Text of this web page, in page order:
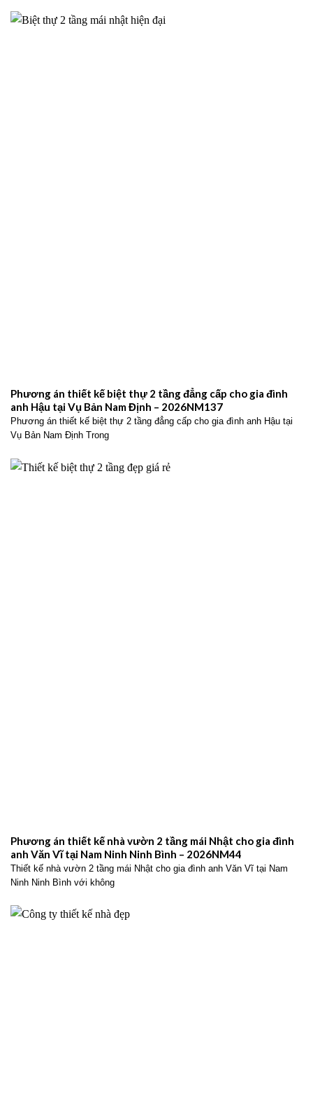
Phương án thiết kế biệt thự 2 tầng đẳng cấp cho gia đình
anh Hậu tại Vụ Bản Nam Định – 2026NM137
Phương án thiết kế biệt thự 2 tầng đẳng cấp cho gia đình anh Hậu tại
Vụ Bản Nam Định Trong
Phương án thiết kế nhà vườn 2 tầng mái Nhật cho gia đình
anh Văn Vĩ tại Nam Ninh Ninh Bình – 2026NM44
Thiết kế nhà vườn 2 tầng mái Nhật cho gia đình anh Văn Vĩ tại Nam
Ninh Ninh Bình với không